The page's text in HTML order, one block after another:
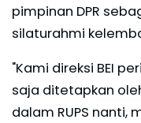
pimpinan DPR
silaturahmi
"Kami direksi BEI
saja ditetapkan
dalam RUPS nanti,